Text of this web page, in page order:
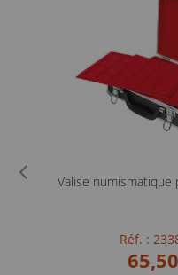
Valise numismatique
Réf. :